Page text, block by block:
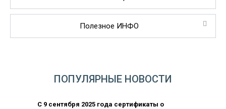
Полезное ИНФО
ПОПУЛЯРНЫЕ НОВОСТИ
С 9 сентября 2025 года сертификаты о